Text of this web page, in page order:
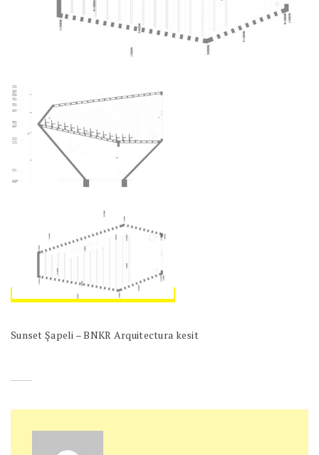
Sunset Şapeli – BNKR Arquitectura kesit